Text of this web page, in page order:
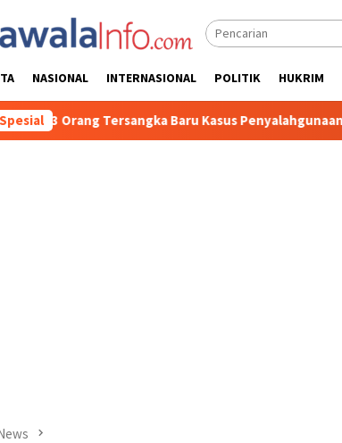
NASIONAL INTERNASIONAL POLITIK HUKRIM
Baru Kasus Penyalahgunaan BBM Subsidi di Tator